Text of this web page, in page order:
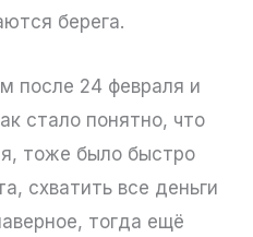
берега.
после 24 февраля и
стало понятно, что
тоже было быстро
схватить все деньги
тогда ещё